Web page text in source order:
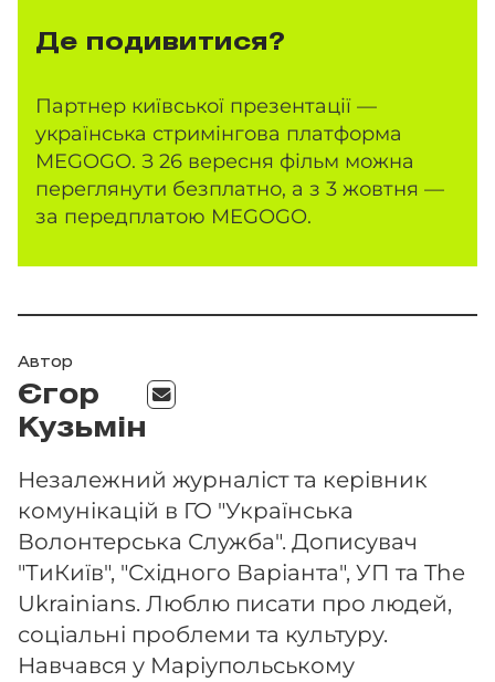
Де подивитися?
Партнер київської презентації —
українська стримінгова платформа
MEGOGO. З 26 вересня фільм можна
переглянути безплатно, а з 3 жовтня —
за передплатою MEGOGO.
Автор
Єгор
Кузьмін
Незалежний журналіст та керівник
комунікацій в ГО "Українська
Волонтерська Служба". Дописувач
"ТиКиїв", "Східного Варіанта", УП та The
Ukrainians. Люблю писати про людей,
соціальні проблеми та культуру.
Навчався у Маріупольському